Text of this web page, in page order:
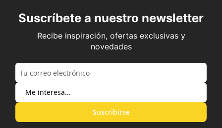
Suscríbete a nuestro newsletter
Recibe inspiración, ofertas exclusivas y
novedades
Suscribirse